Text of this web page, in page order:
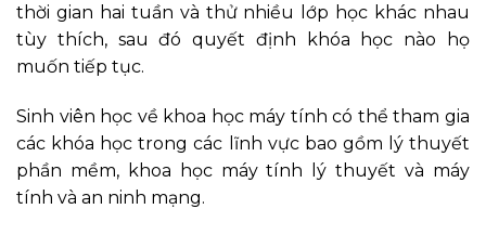
thời gian hai tuần và thử nhiều lớp học khác nhau
tùy thích, sau đó quyết định khóa học nào họ
muốn tiếp tục.
Sinh viên học về khoa học máy tính có thể tham gia
các khóa học trong các lĩnh vực bao gồm lý thuyết
phần mềm, khoa học máy tính lý thuyết và máy
tính và an ninh mạng.